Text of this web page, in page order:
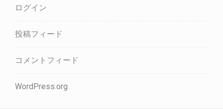
ログイン
投稿フィード
コメントフィード
WordPress.org